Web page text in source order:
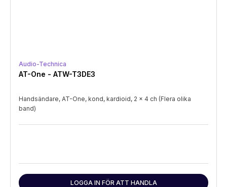
Audio-Technica
AT-One - ATW-T3DE3
Handsändare, AT-One, kond, kardioid, 2 x 4 ch (Flera olika
band)
LOGGA IN FÖR ATT HANDLA